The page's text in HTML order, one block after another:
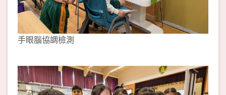
手眼腦協調檢測